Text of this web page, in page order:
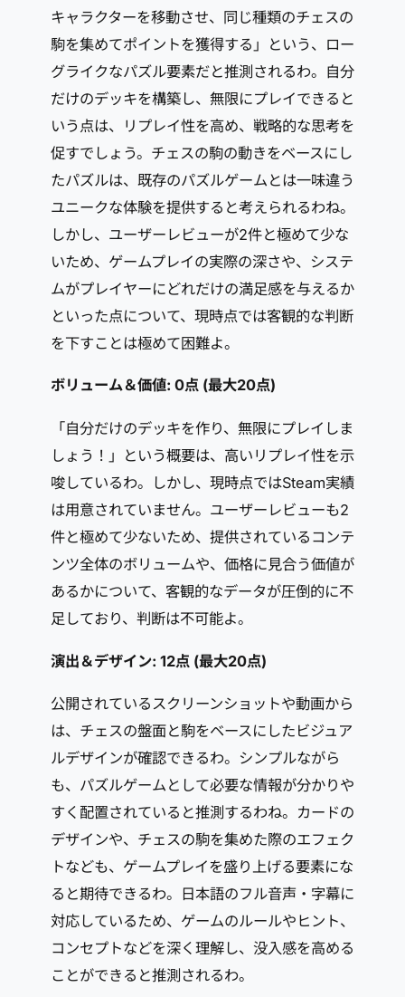
キャラクターを移動させ、同じ種類のチェスの
駒を集めてポイントを獲得する」という、ロー
グライクなパズル要素だと推測されるわ。自分
だけのデッキを構築し、無限にプレイできると
いう点は、リプレイ性を高め、戦略的な思考を
促すでしょう。チェスの駒の動きをベースにし
たパズルは、既存のパズルゲームとは一味違う
ユニークな体験を提供すると考えられるわね。
しかし、ユーザーレビューが2件と極めて少な
いため、ゲームプレイの実際の深さや、システ
ムがプレイヤーにどれだけの満足感を与えるか
といった点について、現時点では客観的な判断
を下すことは極めて困難よ。
ボリューム＆価値: 0点 (最大20点)
「自分だけのデッキを作り、無限にプレイしま
しょう！」という概要は、高いリプレイ性を示
唆しているわ。しかし、現時点ではSteam実績
は用意されていません。ユーザーレビューも2
件と極めて少ないため、提供されているコンテ
ンツ全体のボリュームや、価格に見合う価値が
あるかについて、客観的なデータが圧倒的に不
足しており、判断は不可能よ。
演出＆デザイン: 12点 (最大20点)
公開されているスクリーンショットや動画から
は、チェスの盤面と駒をベースにしたビジュア
ルデザインが確認できるわ。シンプルながら
も、パズルゲームとして必要な情報が分かりや
すく配置されていると推測するわね。カードの
デザインや、チェスの駒を集めた際のエフェク
トなども、ゲームプレイを盛り上げる要素にな
ると期待できるわ。日本語のフル音声・字幕に
対応しているため、ゲームのルールやヒント、
コンセプトなどを深く理解し、没入感を高める
ことができると推測されるわ。